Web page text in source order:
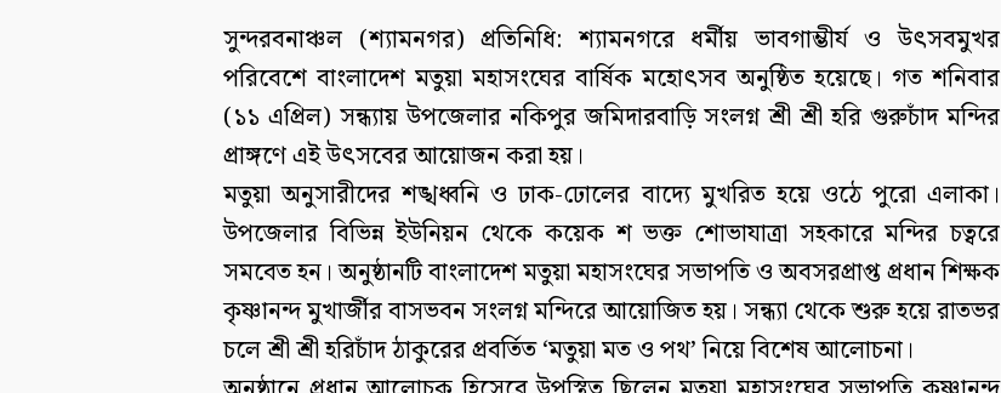
সুন্দরবনাঞ্চল (শ্যামনগর) প্রতিনিধি: শ্যামনগরে ধর্মীয় ভাবগাম্ভীর্য ও উৎসবমুখর
পরিবেশে বাংলাদেশ মতুয়া মহাসংঘের বার্ষিক মহোৎসব অনুষ্ঠিত হয়েছে। গত শনিবার
(১১ এপ্রিল) সন্ধ্যায় উপজেলার নকিপুর জমিদারবাড়ি সংলগ্ন শ্রী শ্রী হরি গুরুচাঁদ মন্দির
প্রাঙ্গণে এই উৎসবের আয়োজন করা হয়।
মতুয়া অনুসারীদের শঙ্খধ্বনি ও ঢাক-ঢোলের বাদ্যে মুখরিত হয়ে ওঠে পুরো এলাকা।
উপজেলার বিভিন্ন ইউনিয়ন থেকে কয়েক শ ভক্ত শোভাযাত্রা সহকারে মন্দির চত্বরে
সমবেত হন। অনুষ্ঠানটি বাংলাদেশ মতুয়া মহাসংঘের সভাপতি ও অবসরপ্রাপ্ত প্রধান শিক্ষক
কৃষ্ণানন্দ মুখার্জীর বাসভবন সংলগ্ন মন্দিরে আয়োজিত হয়। সন্ধ্যা থেকে শুরু হয়ে রাতভর
চলে শ্রী শ্রী হরিচাঁদ ঠাকুরের প্রবর্তিত ‘মতুয়া মত ও পথ’ নিয়ে বিশেষ আলোচনা।